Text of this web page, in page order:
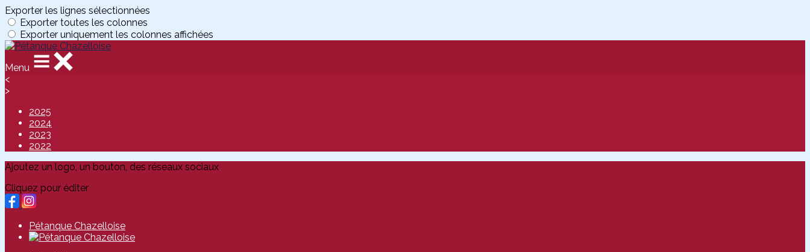
Exporter les lignes sélectionnées
Exporter toutes les colonnes
Exporter uniquement les colonnes affichées
Menu
<
>
2025
2024
2023
2022
Ajoutez un logo, un bouton, des réseaux sociaux
Cliquez pour éditer
Pétanque Chazelloise